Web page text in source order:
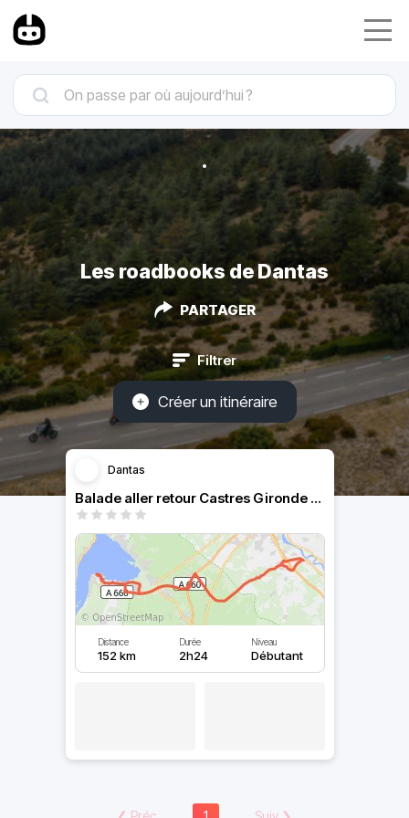
Les roadbooks de Dantas
PARTAGER
Filtrer
Créer un itinéraire
Dantas
Balade aller retour Castres Gironde / Arcachon
Distance
152 km
Durée
2h24
Niveau
Débutant